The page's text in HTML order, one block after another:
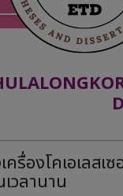
องโคเอเลสเซ
วลานาน